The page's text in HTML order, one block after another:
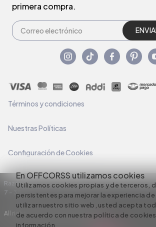
En OFFCORSS utilizamos cookies
Utilizamos cookies propias y de terceros,
persistentes para mejorar la experiencia de
utilizar nuestro sitio web, usted acepta
de acuerdo con nuestra política de cookies.
información
primera compra.
Términos y condiciones
Nuestras Políticas
Configuración de Cookies
Razón Social: C.I HERMECO S.A. NIT: 890924167-6
7 – 35
All rights reserved empowered by